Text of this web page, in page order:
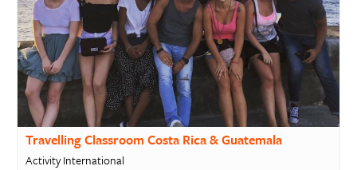
Travelling Classroom Costa Rica & Guatemala
Activity International